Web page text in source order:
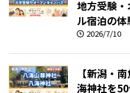
地方受験
ル宿泊の
2026/7/10
【新潟・
海神社を